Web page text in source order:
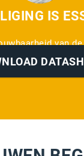
IS
van
onderneming